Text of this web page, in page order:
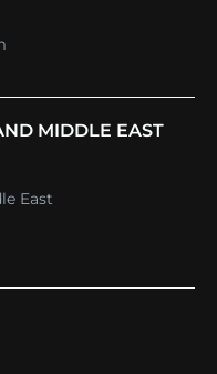
MIDDLE EAST
East